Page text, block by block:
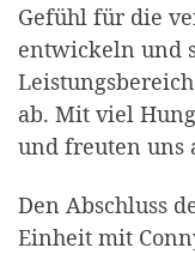
Gefühl für die
entwickeln und
ab. Mit viel
und freuten uns
Den Abschluss
Einheit mit